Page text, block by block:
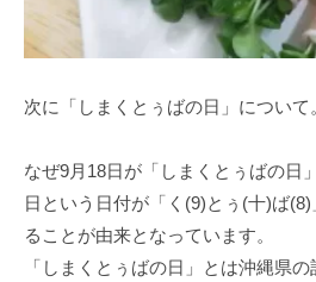
次に「しまくとぅばの日」について
なぜ9月18日が「しまくとぅばの日
日という日付が「く(9)とぅ(十)ば
ることが由来となっています。
「しまくとぅばの日」とは沖縄県